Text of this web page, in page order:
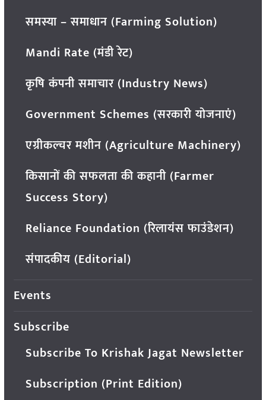
समस्या – समाधान (Farming Solution)
Mandi Rate (मंडी रेट)
कृषि कंपनी समाचार (Industry News)
Government Schemes (सरकारी योजनाएं)
एग्रीकल्चर मशीन (Agriculture Machinery)
किसानों की सफलता की कहानी (Farmer
Success Story)
Reliance Foundation (रिलायंस फाउंडेशन)
संपादकीय (Editorial)
Events
Subscribe
Subscribe To Krishak Jagat Newsletter
Subscription (Print Edition)